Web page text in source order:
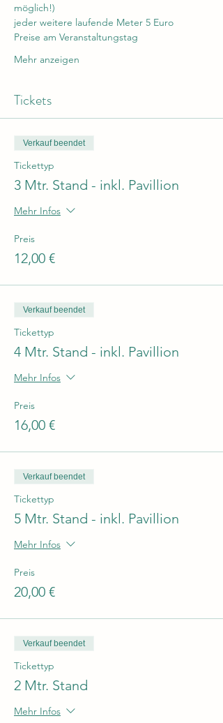
möglich!)
jeder weitere laufende Meter 5 Euro
Preise am Veranstaltungstag
Mehr anzeigen
Tickets
Verkauf beendet
Tickettyp
3 Mtr. Stand - inkl. Pavillion
Mehr Infos
Preis
12,00 €
Verkauf beendet
Tickettyp
4 Mtr. Stand - inkl. Pavillion
Mehr Infos
Preis
16,00 €
Verkauf beendet
Tickettyp
5 Mtr. Stand - inkl. Pavillion
Mehr Infos
Preis
20,00 €
Verkauf beendet
Tickettyp
2 Mtr. Stand
Mehr Infos